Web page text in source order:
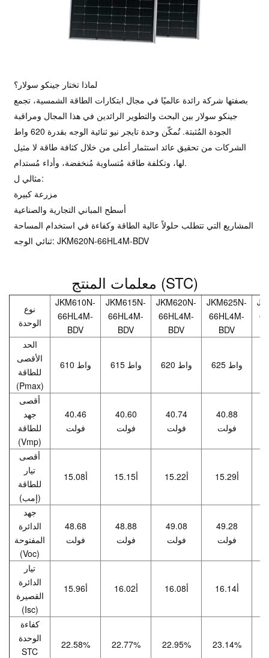
لماذا تختار جينكو سولار؟
بصفتها شركة رائدة عالميًا في مجال ابتكارات الطاقة الشمسية، تجمع
جينكو سولار بين البحث والتطوير الرائدين في هذا المجال ومراقبة
الجودة المُثبتة. تُمكّن وحدة تايجر نيو ثنائية الوجه بقدرة 620 واط
الشركات من تحقيق عائد استثمار أعلى من خلال كثافة طاقة لا مثيل
لها، وتكلفة طاقة مُتساوية مُنخفضة، وأداء مُستدام.
مثالي ل:
مزرعة كبيرة
أسطح المباني التجارية والصناعية
المشاريع التي تتطلب حلولاً عالية الطاقة وكفاءة في استخدام المساحة
ثنائي الوجه: JKM620N-66HL4M-BDV
معلمات المنتج (STC)
نوع
الوحدة
JKM610N-
66HL4M-
BDV
JKM615N-
66HL4M-
BDV
JKM620N-
66HL4M-
BDV
JKM625N-
66HL4M-
BDV
الحد
الأقصى
للطاقة
(Pmax)
610 واط 615 واط 620 واط 625 واط
أقصى
جهد
للطاقة
(Vmp)
40.46
فولت
40.60
فولت
40.74
فولت
40.88
فولت
أقصى
تيار
للطاقة
(إمب)
15.08أ 15.15أ 15.22أ 15.29أ
جهد
الدائرة
المفتوحة
(Voc)
48.68
فولت
48.88
فولت
49.08
فولت
49.28
فولت
تيار
الدائرة
القصيرة
(Isc)
15.96أ 16.02أ 16.08أ 16.14أ
كفاءة
الوحدة
STC
22.58% 22.77% 22.95% 23.14%